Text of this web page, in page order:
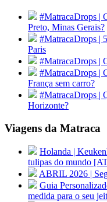
#MatracaDrops |
Preto, Minas Gerais?
#MatracaDrops |
Paris
#MatracaDrops |
#MatracaDrops |
França sem carro?
#MatracaDrops |
Horizonte?
Viagens da Matraca
Holanda |
tulipas do mundo
ABRIL 2026 |
Guia
medida para o seu